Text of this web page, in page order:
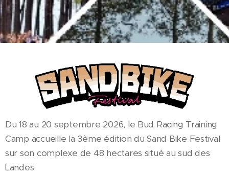
Du 18 au 20 septembre 2026, le Bud Racing Training
Camp accueille la 3ème édition du Sand Bike Festival
sur son complexe de 48 hectares situé au sud des
Landes.